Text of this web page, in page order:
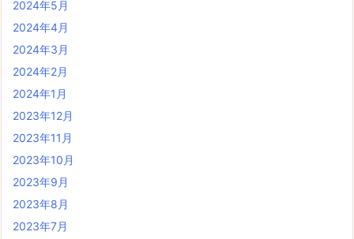
2024年5月
2024年4月
2024年3月
2024年2月
2024年1月
2023年12月
2023年11月
2023年10月
2023年9月
2023年8月
2023年7月